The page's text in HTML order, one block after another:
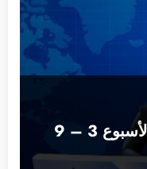
أخبار على الهامش الأسبوع 3 – 9